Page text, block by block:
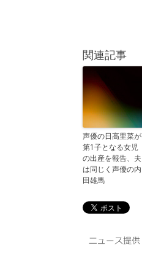
関連記事
声優の日高里菜が
第1子となる女児
の出産を報告、夫
は同じく声優の内
田雄馬